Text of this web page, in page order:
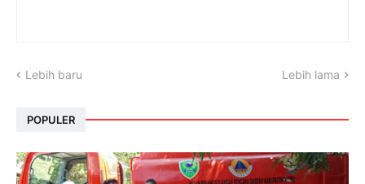
Lebih baru Lebih lama
POPULER